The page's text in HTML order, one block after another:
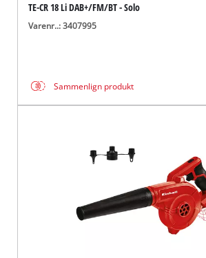
TE-CR 18 Li DAB+/FM/BT - Solo
Varenr..: 3407995
Sammenlign produkt